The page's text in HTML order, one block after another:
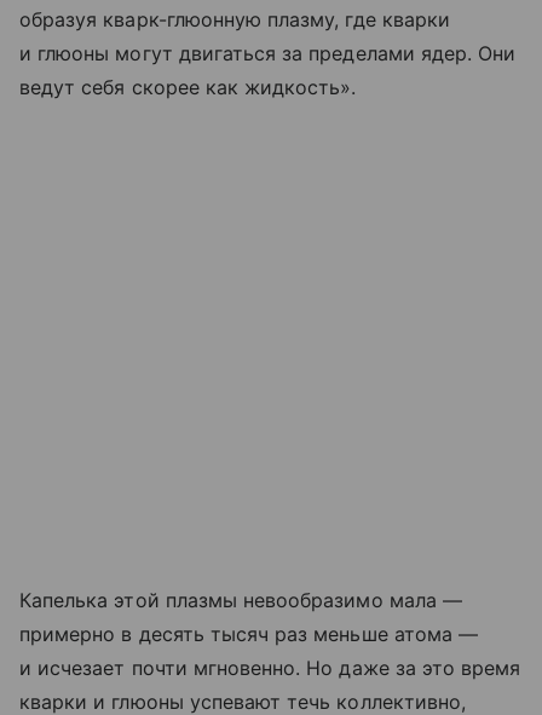
образуя кварк-глюонную плазму, где кварки
и глюоны могут двигаться за пределами ядер. Они
ведут себя скорее как жидкость».
Капелька этой плазмы невообразимо мала —
примерно в десять тысяч раз меньше атома —
и исчезает почти мгновенно. Но даже за это время
кварки и глюоны успевают течь коллективно,